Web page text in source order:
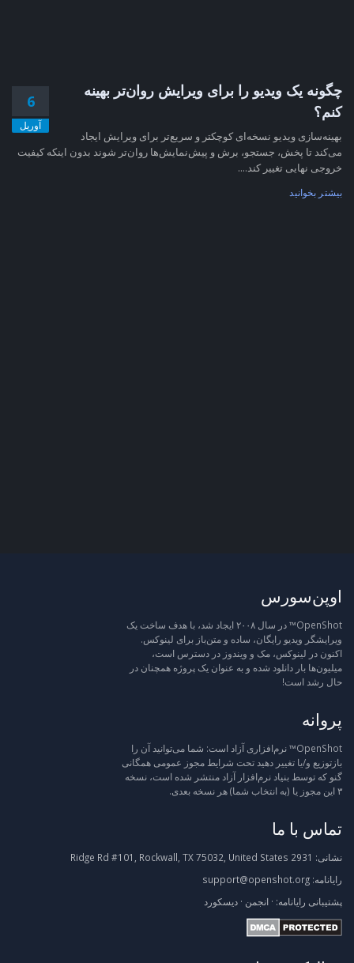
6
آوریل
چگونه یک ویدیو را برای ویرایش روان‌تر بهینه
کنم؟
بهینه‌سازی ویدیو نسخه‌ای کوچکتر و سریع‌تر برای ویرایش ایجاد
می‌کند تا پخش، جستجو، برش و پیش‌نمایش‌ها روان‌تر شوند بدون اینکه کیفیت
خروجی نهایی تغییر کند....
بیشتر بخوانید
اوپن‌سورس
OpenShot™ در سال ۲۰۰۸ ایجاد شد، با هدف ساخت یک
ویرایشگر ویدیو رایگان، ساده و متن‌باز برای لینوکس.
اکنون در لینوکس، مک و ویندوز در دسترس است،
میلیون‌ها بار دانلود شده و به عنوان یک پروژه همچنان در
حال رشد است!
پروانه
OpenShot™ نرم‌افزاری آزاد است: شما می‌توانید آن را
بازتوزیع و/یا تغییر دهید تحت شرایط مجوز عمومی همگانی
گنو که توسط بنیاد نرم‌افزار آزاد منتشر شده است، نسخه
۳ این مجوز یا (به انتخاب شما) هر نسخه بعدی.
تماس با ما
نشانی:
رایانامه: support@openshot.org
پشتیبانی رایانامه: · انجمن · دیسکورد